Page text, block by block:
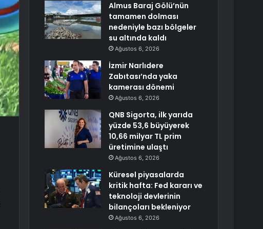
Almus Baraj Gölü’nün
tamamen dolması
nedeniyle bazı bölgeler
su altında kaldı
Ağustos 6, 2026
İzmir Narlıdere
Zabıtası’nda yaka
kamerası dönemi
Ağustos 6, 2026
QNB Sigorta, ilk yarıda
yüzde 53,6 büyüyerek
10,66 milyar TL prim
üretimine ulaştı
Ağustos 6, 2026
Küresel piyasalarda
kritik hafta: Fed kararı ve
teknoloji devlerinin
bilançoları bekleniyor
Ağustos 6, 2026